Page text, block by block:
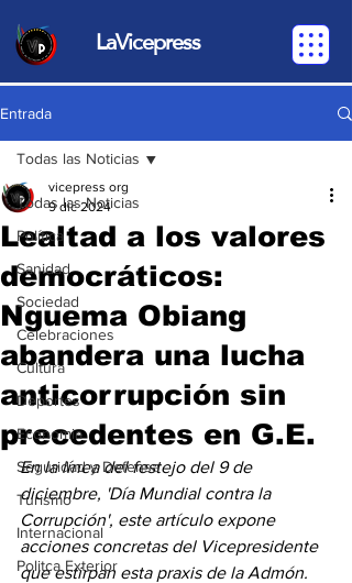
LaVicepress
Entrada
Todas las Noticias
Política
Sanidad
Sociedad
Celebraciones
Cultura
Deportes
Economia
Seguridad y Defensa
Turismo
Internacional
Politca Exterior
Todas las Noticias
Lealtad a los valores
democráticos:
Nguema Obiang
abandera una lucha
anticorrupción sin
precedentes en G.E.
vicepress org
9 dic 2024
En la línea del festejo del 9 de
diciembre, 'Día Mundial contra la
Corrupción', este artículo expone
acciones concretas del Vicepresidente
que estirpan esta praxis de la Admón.